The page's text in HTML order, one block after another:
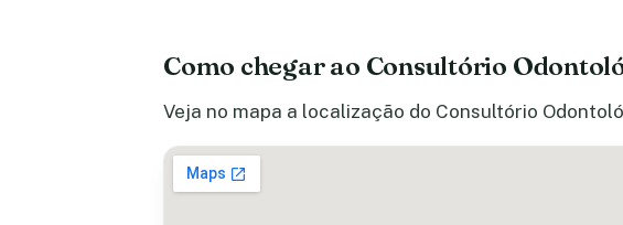
Como chegar ao Consultório
Veja no mapa a localização do Consultório